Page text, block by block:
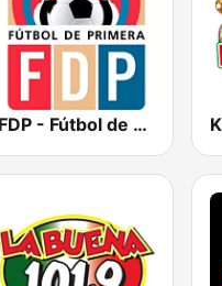
FDP - Fútbol de Primera